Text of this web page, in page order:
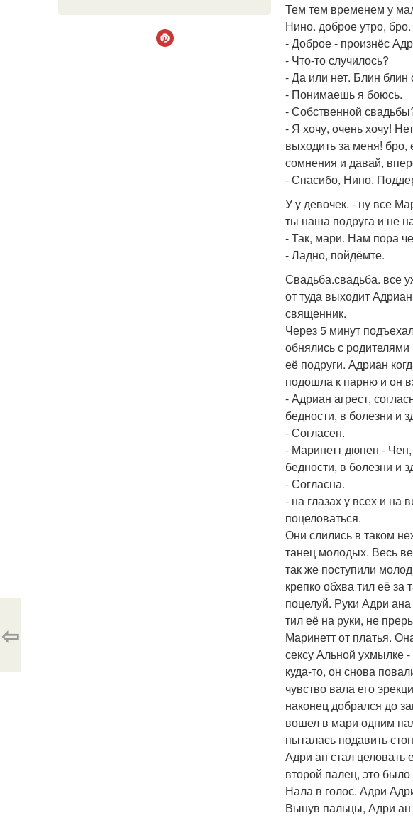
Тем тем временем у
Нино. доброе утро, бро.
- Доброе - произнёс
- Что-то случилось?
- Да или нет. Блин
- Понимаешь я боюсь.
- Собственной
- Я хочу, очень хочу!
выходить за меня! бро,
сомнения и давай,
- Спасибо, Нино.
У у девочек. - ну все
ты наша подруга и не
- Так, мари. Нам пора
- Ладно, пойдёмте.
Свадьба.свадьба. все
от туда выходит
священник.
Через 5 минут
обнялись с
её подруги. Адриан
подошла к парню и он
- Адриан агрест,
бедности, в болезни и
- Согласен.
- Маринетт дюпен - Чен,
бедности, в болезни и
- Согласна.
- на глазах у всех и
поцеловаться.
Они слились в таком
танец молодых. Весь
так же поступили
крепко обхва тил её
поцелуй. Руки Адри
тил её на руки, не
Маринетт от платья.
сексу Альной ухмылке
куда-то, он снова
чувство вала его
наконец добрался до
вошел в мари одним
пыталась подавить
Адри ан стал
второй палец, это
Нала в голос. Адри
Вынув пальцы, Адри ан
⇦